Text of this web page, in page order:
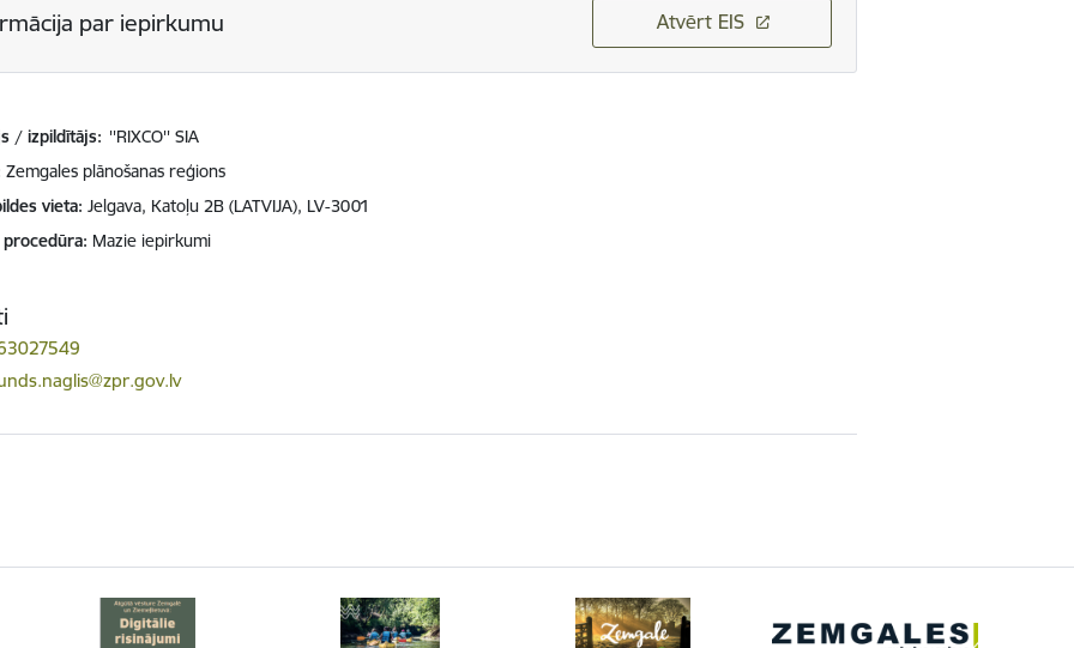
par iepirkumu Atvērt EIS
/ izpildītājs: ''RIXCO'' SIA
Zemgales plānošanas reģions
vieta Jelgava, Katoļu 2B (LATVIJA), LV-3001
Mazie iepirkumi